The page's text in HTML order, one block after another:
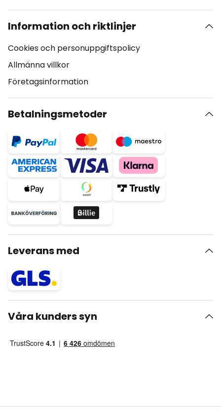
Information och riktlinjer
Cookies och personuppgiftspolicy
Allmänna villkor
Företagsinformation
Betalningsmetoder
Leverans med
Våra kunders syn